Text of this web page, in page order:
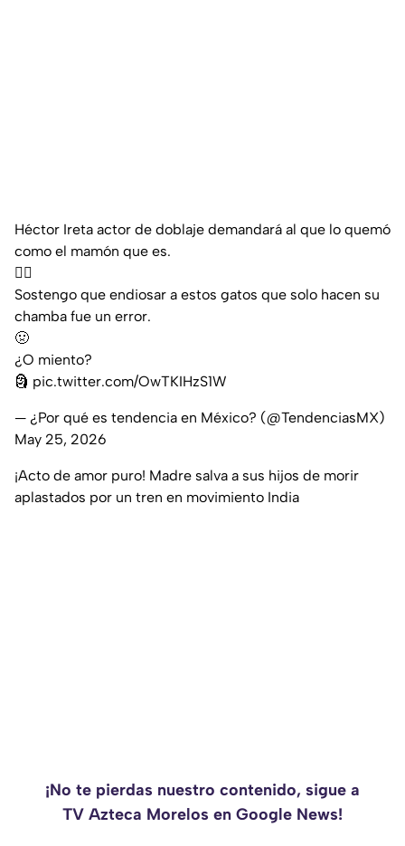
Héctor Ireta actor de doblaje demandará al que lo quemó
como el mamón que es.
🏳️‍🌈
Sostengo que endiosar a estos gatos que solo hacen su
chamba fue un error.
🤢
¿O miento?
🗿 pic.twitter.com/OwTKIHzS1W
— ¿Por qué es tendencia en México? (@TendenciasMX)
May 25, 2026
¡Acto de amor puro! Madre salva a sus hijos de morir
aplastados por un tren en movimiento India
¡No te pierdas nuestro contenido, sigue a
TV Azteca Morelos en Google News!